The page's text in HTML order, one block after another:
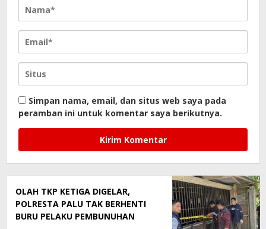
Simpan nama, email, dan situs web saya pada
peramban ini untuk komentar saya berikutnya.
OLAH TKP KETIGA DIGELAR,
POLRESTA PALU TAK BERHENTI
BURU PELAKU PEMBUNUHAN